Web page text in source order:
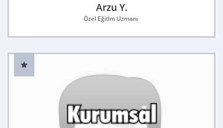
Arzu Y.
Özel Eğitim Uzmanı